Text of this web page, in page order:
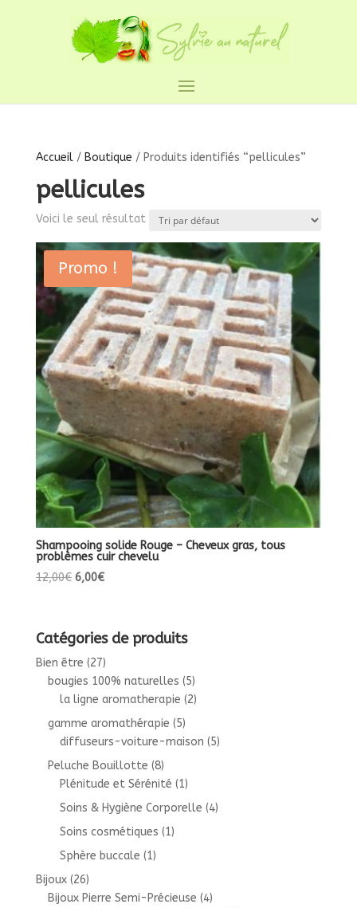
Accueil/ Boutique / Produits identifiés “pellicules”
pellicules
Voici le seul résultat
Promo !
Shampooing solide Rouge – Cheveux gras, tous
problèmes cuir chevelu
12,00€ Le
était :
12,00€.
6,00€Le
est :
6,00€.
Catégories de produits
Bien être (27)
bougies 100% naturelles (5)
la ligne aromatherapie (2)
gamme aromathérapie (5)
diffuseurs-voiture-maison (5)
Peluche Bouillotte (8)
Plénitude et Sérénité (1)
Soins & Hygiène Corporelle (4)
Soins cosmétiques (1)
Sphère buccale (1)
Bijoux (26)
Bijoux Pierre Semi-Précieuse (4)